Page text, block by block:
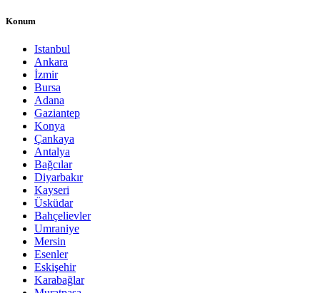
Konum
Istanbul
Ankara
İzmir
Bursa
Adana
Gaziantep
Konya
Çankaya
Antalya
Bağcılar
Diyarbakır
Kayseri
Üsküdar
Bahçelievler
Umraniye
Mersin
Esenler
Eskişehir
Karabağlar